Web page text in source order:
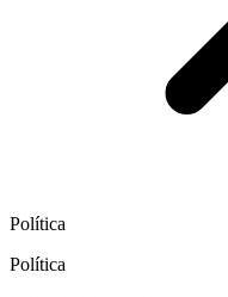
Política
Política